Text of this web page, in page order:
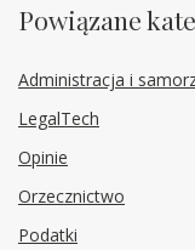
Powiązane
Administracja i
LegalTech
Opinie
Orzecznictwo
Podatki